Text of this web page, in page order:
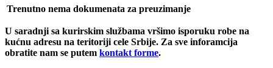
Trenutno nema dokumenata za preuzimanje
U saradnji sa kurirskim službama vršimo isporuku robe na
kućnu adresu na teritoriji cele Srbije. Za sve inforamcija
obratite nam se putem kontakt forme.